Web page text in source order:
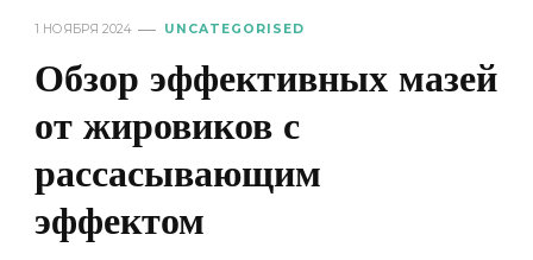
1 НОЯБРЯ 2024 UNCATEGORISED
Обзор эффективных мазей
от жировиков с
рассасывающим
эффектом